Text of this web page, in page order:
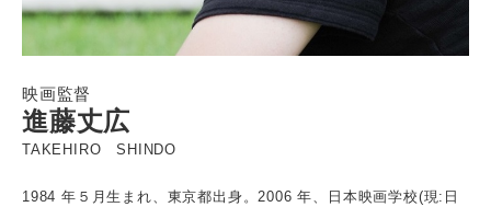
映画監督
進藤丈広
TAKEHIRO SHINDO
1984 年５月生まれ、東京都出身。2006 年、日本映画学校(現:日